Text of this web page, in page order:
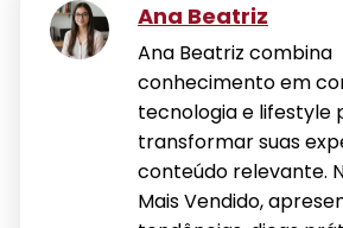
Ana Beatriz
Ana Beatriz combina
conhecimento em
tecnologia e lifestyle
transformar suas
conteúdo relevante.
Mais Vendido,